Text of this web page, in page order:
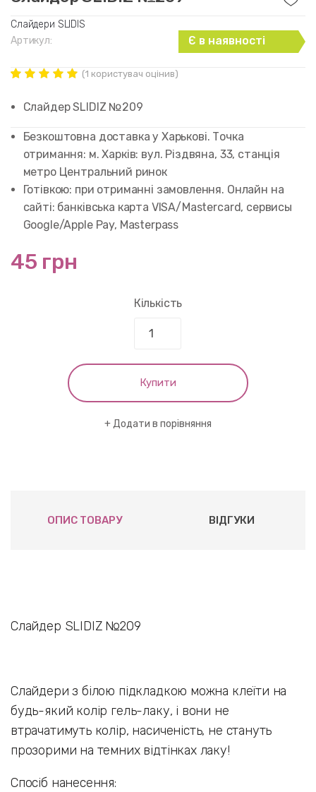
Слайдери SLIDIS
Артикул:
Є в наявності
5.00
out of
5 based on
rating
(1 користувач оцінив)
Слайдер SLIDIZ №209
Безкоштовна доставка у Харькові. Точка
отримання: м. Харків: вул. Різдвяна, 33, станція
метро Центральний ринок
Готівкою: при отриманні замовлення. Онлайн на
сайті: банківська карта VISA/Mastercard, сервисы
Google/Apple Pay, Masterpass
45 грн
Кількість
Купити
Додати в порівняння
ОПИС ТОВАРУ ВІДГУКИ
Слайдер SLIDIZ №209
Слайдери з білою підкладкою можна клеїти на
будь-який колір гель-лаку, і вони не
втрачатимуть колір, насиченість, не стануть
прозорими на темних відтінках лаку!
Спосіб нанесення: